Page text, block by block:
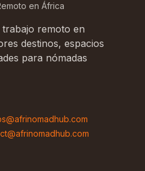
en África
remoto en
destinos, espacios
para nómadas